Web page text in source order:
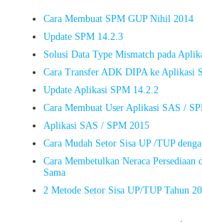
Cara Membuat SPM GUP Nihil 2014
Update SPM 14.2.3
Solusi Data Type Mismatch pada
Cara Transfer ADK DIPA ke Aplikasi
Update Aplikasi SPM 14.2.2
Cara Membuat User Aplikasi SAS /
Aplikasi SAS / SPM 2015
Cara Mudah Setor Sisa UP /TUP
Cara Membetulkan Neraca
Sama
2 Metode Setor Sisa UP/TUP Tahun